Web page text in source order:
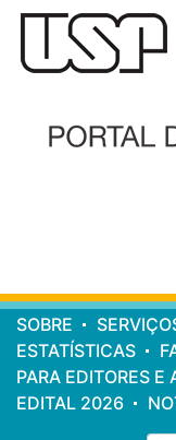
Cabeçalho
site
Menu
principal
SOBRE
ESTATÍSTICAS
PARA EDITORES E
EDITAL 2026